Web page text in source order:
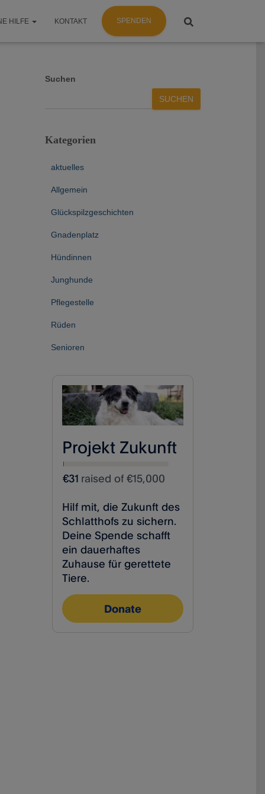
HILFE KONTAKT SPENDEN
Suchen
SUCHEN
Kategorien
aktuelles
Allgemein
Glückspilzgeschichten
Gnadenplatz
Hündinnen
Junghunde
Pflegestelle
Rüden
Senioren